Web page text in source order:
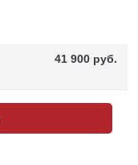
41 900 pуб.